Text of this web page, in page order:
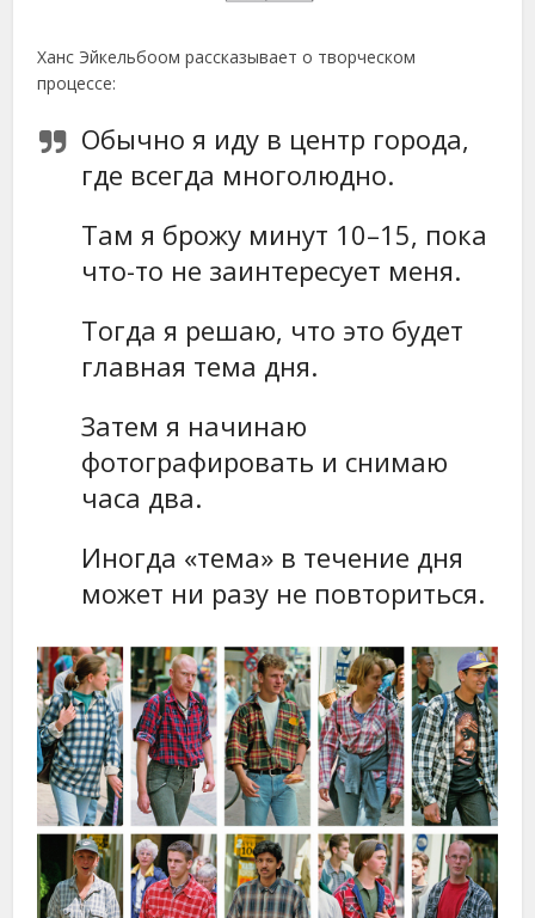
Ханс Эйкельбоом рассказывает о творческом
процессе:
Обычно я иду в центр города,
где всегда многолюдно.
Там я брожу минут 10–15, пока
что-то не заинтересует меня.
Тогда я решаю, что это будет
главная тема дня.
Затем я начинаю
фотографировать и снимаю
часа два.
Иногда «тема» в течение дня
может ни разу не повториться.